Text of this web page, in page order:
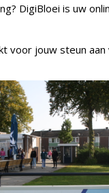
DigiBloei is uw
voor jouw steun aan